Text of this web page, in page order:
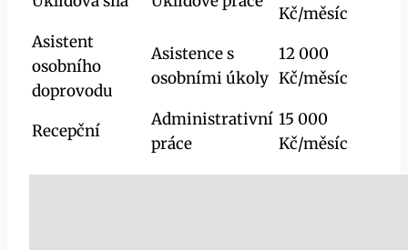
Kč/měsíc
Asistent
osobního
doprovodu
Asistence s
osobními úkoly
12 000
Kč/měsíc
Recepční
Administrativní
práce
15 000
Kč/měsíc